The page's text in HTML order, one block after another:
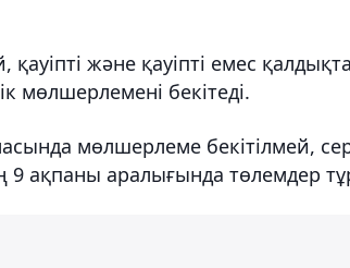
қауіпті және қауіпті емес
мөлшерлемені бекітеді.
мөлшерлеме бекітілмей,
ақпаны аралығында төлемдер